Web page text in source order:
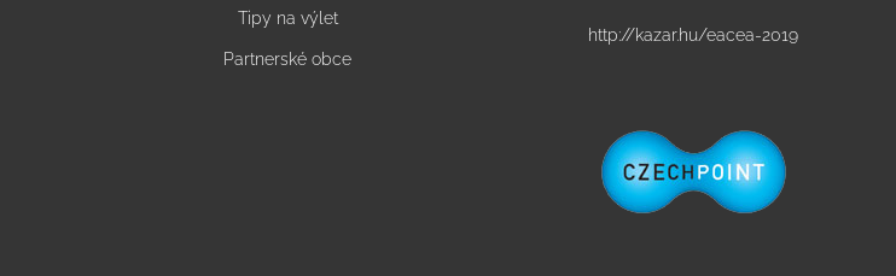
Tipy na výlet
Partnerské obce
http://kazar.hu/eacea-2019